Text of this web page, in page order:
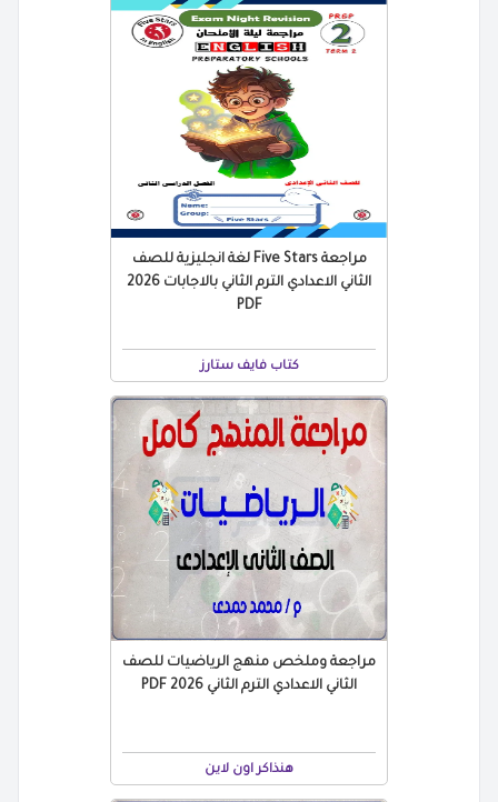
مراجعة Five Stars لغة انجليزية للصف
الثاني الاعدادي الترم الثاني بالاجابات 2026
PDF
كتاب فايف ستارز
مراجعة وملخص منهج الرياضيات للصف
الثاني الاعدادي الترم الثاني 2026 PDF
هنذاكر اون لاين